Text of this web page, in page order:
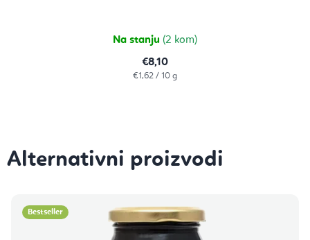
Na stanju (2 kom)
€8,10
Izračunaj
€1,62 / 10 g
Bestseller